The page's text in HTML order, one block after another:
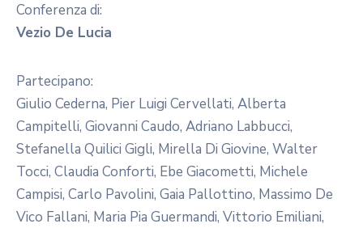
Conferenza di:
Vezio De Lucia
Partecipano:
Giulio Cederna, Pier Luigi Cervellati, Alberta
Campitelli, Giovanni Caudo, Adriano Labbucci,
Stefanella Quilici Gigli, Mirella Di Giovine, Walter
Tocci, Claudia Conforti, Ebe Giacometti, Michele
Campisi, Carlo Pavolini, Gaia Pallottino, Massimo De
Vico Fallani, Maria Pia Guermandi, Vittorio Emiliani,